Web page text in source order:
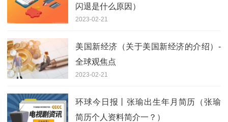
闪退是什么原因）
2023-02-21
美国新经济（关于美国新经济的介绍）-
全球观焦点
2023-02-21
环球今日报丨张瑜出生年月简历（张瑜
简历个人资料简介一？）